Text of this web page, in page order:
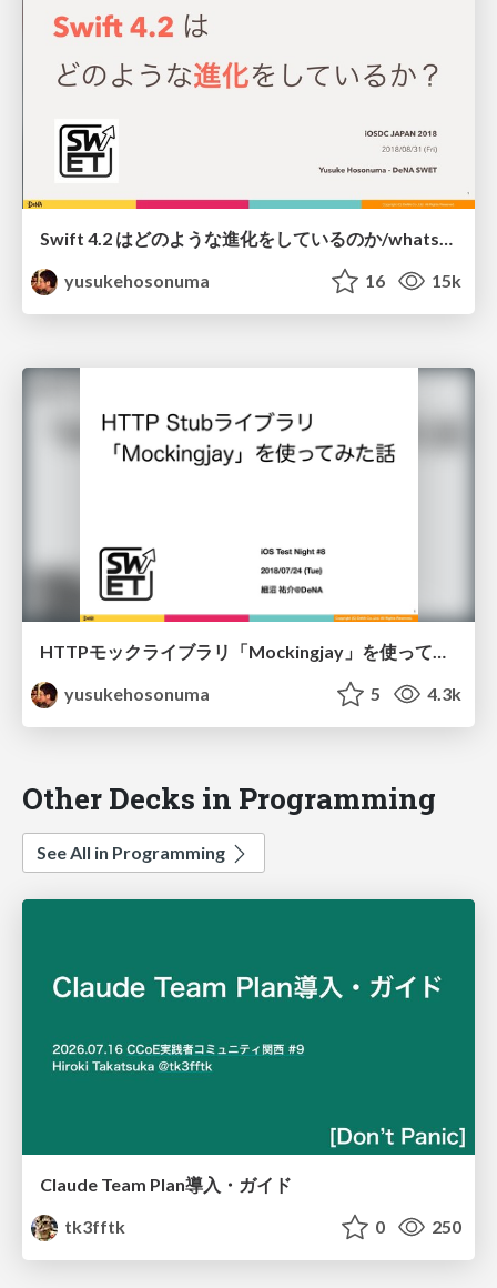
Swift 4.2 はどのような進化をしているのか/whats-new-swift42
yusukehosonuma
16 15k
HTTPモックライブラリ「Mockingjay」を使ってみた話/swift-mockingjay
yusukehosonuma
5 4.3k
Other Decks in Programming
See All in Programming
Claude Team Plan導入・ガイド
tk3fftk
0 250